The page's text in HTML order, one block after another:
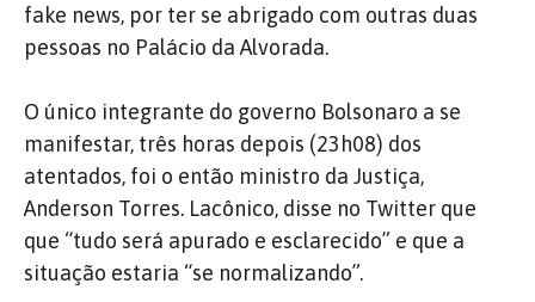
fake news, por ter se abrigado com outras duas
pessoas no Palácio da Alvorada.
O único integrante do governo Bolsonaro a se
manifestar, três horas depois (23h08) dos
atentados, foi o então ministro da Justiça,
Anderson Torres. Lacônico, disse no Twitter que
que “tudo será apurado e esclarecido” e que a
situação estaria “se normalizando”.